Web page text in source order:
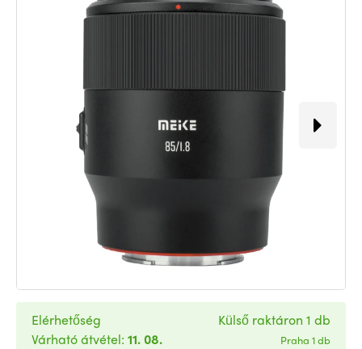
Elérhetőség
Várható átvétel: 11. 08.
Külső raktáron 1 db
Praha 1 db